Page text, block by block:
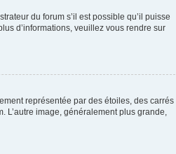
du forum s’il est possible qu’il puisse
d’informations, veuillez vous rendre sur
représentée par des étoiles, des carrés
L’autre image, généralement plus grande,